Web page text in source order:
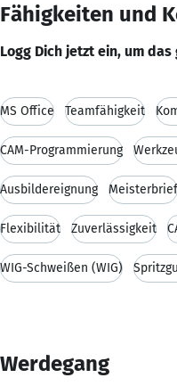
Fähigkeiten und
Logg Dich jetzt ein, um
MS Office Teamfähigkeit
CAM-Programmierung
Ausbildereignung Meisterbrief
Flexibilität Zuverlässigkeit
WIG-Schweißen (WIG)
Werdegang